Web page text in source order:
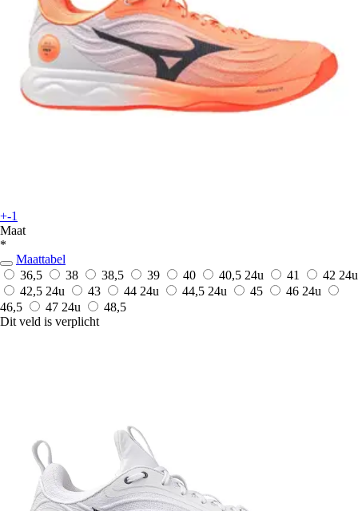
+-1
Maat
*
Maattabel
36,5
38 38,5 39 40 40,5 24u 41 42 24u
42,5 24u 43 44 24u 44,5 24u 45 46 24u
46,5
47 24u
48,5
Dit veld is verplicht